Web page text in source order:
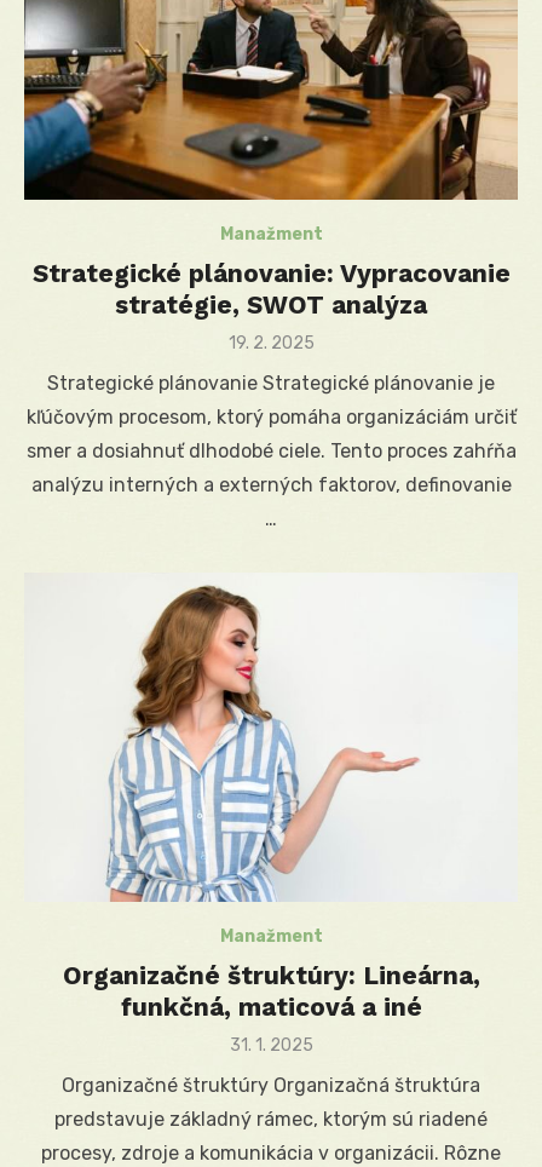
Manažment
Strategické plánovanie: Vypracovanie
stratégie, SWOT analýza
Posted
19. 2. 2025
Strategické plánovanie Strategické plánovanie je
kľúčovým procesom, ktorý pomáha organizáciám určiť
smer a dosiahnuť dlhodobé ciele. Tento proces zahŕňa
analýzu interných a externých faktorov, definovanie
…
Manažment
Organizačné štruktúry: Lineárna,
funkčná, maticová a iné
Posted
31. 1. 2025
Organizačné štruktúry Organizačná štruktúra
predstavuje základný rámec, ktorým sú riadené
procesy, zdroje a komunikácia v organizácii. Rôzne